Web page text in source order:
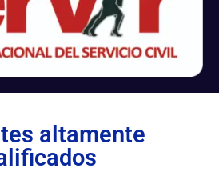
altamente